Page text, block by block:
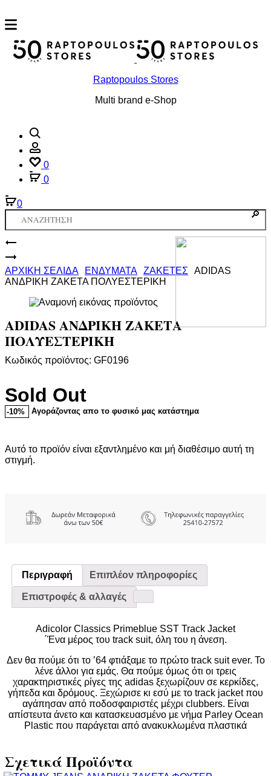
Raptopoulos Stores
Multi brand e-Shop
0
0
0
Product
navigation
ADIDAS
ΑΝΔΡΙΚΟ
ANTIANEMIKO
ΑΡΧΙΚΉ ΣΕΛΊΔΑ ΕΝΔΥΜΑΤΑ ΖΑΚΕΤΕΣ
ADIDAS
ΑΝΔΡΙΚΗ ΖΑΚΕΤΑ ΠΟΛΥΕΣΤΕΡΙΚΗ
ADIDAS ΑΝΔΡΙΚΗ ΖΑΚΕΤΑ
ΠΟΛΥΕΣΤΕΡΙΚΗ
Κωδικός προϊόντος: GF0196
Sold Out
-10% Αγοράζοντας απο το φυσικό μας κατάστημα
Αυτό το προϊόν είναι εξαντλημένο και μή διαθέσιμο αυτή τη
στιγμή.
Περιγραφή Επιπλέον πληροφορίες
Επιστροφές & αλλαγές
Adicolor Classics Primeblue SST Track Jacket
΄Ένα μέρος του track suit, όλη του η άνεση.
Δεν θα πούμε ότι το ’64 φτιάξαμε το πρώτο track suit ever. Το
λένε άλλοι για εμάς. Θα πούμε όμως ότι οι τρεις
χαρακτηριστικές ρίγες της adidas ξεχωρίζουν σε κερκίδες,
γήπεδα και δρόμους. Ξεχώρισε κι εσύ με το track jacket που
αγάπησαν από ποδοσφαιριστές μέχρι clubbers. Είναι
απίστευτα άνετο και κατασκευασμένο με νήμα Parley Ocean
Plastic που παράγεται από ανακυκλωμένα πλαστικά
Σχετικά Προϊόντα